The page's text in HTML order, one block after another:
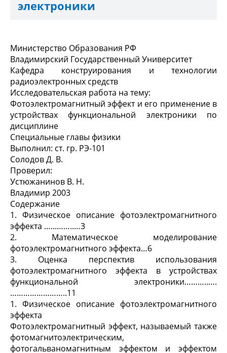
электроники
Министерство Образования РФ
Владимирский Государственный Университет
Кафедра конструирования и технологии
радиоэлектронных средств
Исследовательская работа на тему:
Фотоэлектромагнитный эффект и его применение в
устройствах функциональной электроники по
дисциплине
Специальные главы физики
Выполнил: ст. гр. РЭ-101
Солодов Д. В.
Проверил:
Устюжанинов В. Н.
Владимир 2003
Содержание
1. Физическое описание фотоэлектромагнитного
эффекта …...……..…3
2. Математическое моделирование
фотоэлектромагнитного эффекта…6
3. Оценка перспектив использования
фотоэлектромагнитного эффекта в устройствах
функциональной электроники………..….
……………………..11
1. Физическое описание фотоэлектромагнитного
эффекта
Фотоэлектромагнитный эффект, называемый также
фотомагнитоэлектрическим,
фотогальваномагнитным эффектом и эффектом